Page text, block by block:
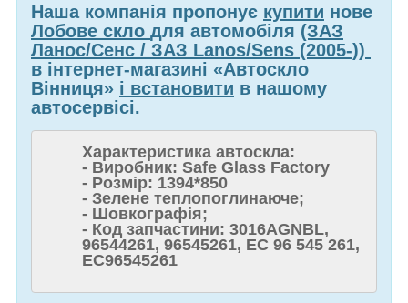
Наша компанія пропонує купити нове
Лобове скло для автомобіля (ЗАЗ
Ланос/Сенс / ЗАЗ Lanos/Sens (2005-))
в інтернет-магазині «Автоскло
Вінниця» і встановити в нашому
автосервісі.
Характеристика автоскла:
- Виробник: Safe Glass Factory
- Розмір: 1394*850
- Зелене теплопоглинаюче;
- Шовкографія;
- Код запчастини: 3016AGNBL,
96544261, 96545261, EC 96 545 261,
EC96545261